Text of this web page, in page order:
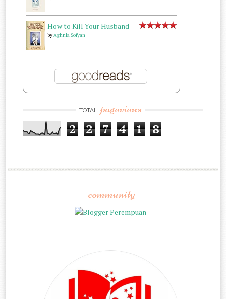
How to Kill Your Husband
byAghnia Sofyan
TOTAL pageviews
2 2 7 4 1 8
community